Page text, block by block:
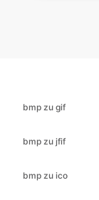
bmp zu ico
bmp zu jpg
bmp zu jpeg